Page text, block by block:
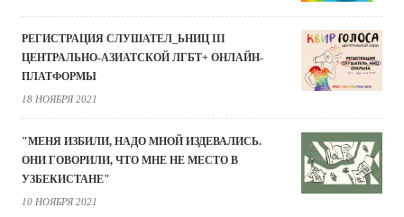
РЕГИСТРАЦИЯ СЛУШАТЕЛ_ЬНИЦ III
ЦЕНТРАЛЬНО-АЗИАТСКОЙ ЛГБТ+ ОНЛАЙН-
ПЛАТФОРМЫ
18 НОЯБРЯ 2021
"МЕНЯ ИЗБИЛИ, НАДО МНОЙ ИЗДЕВАЛИСЬ.
ОНИ ГОВОРИЛИ, ЧТО МНЕ НЕ МЕСТО В
УЗБЕКИСТАНЕ"
10 НОЯБРЯ 2021